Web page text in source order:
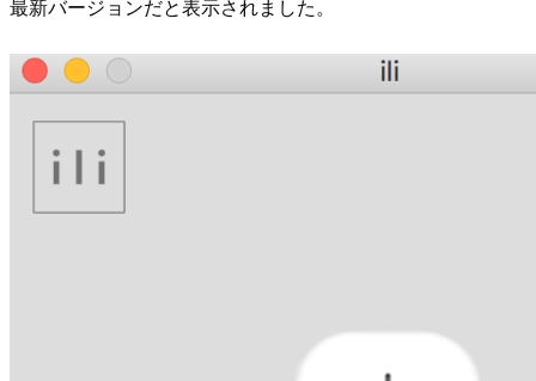
最新バージョンだと表示されました。